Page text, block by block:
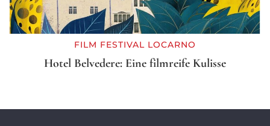
FILM FESTIVAL LOCARNO
Hotel Belvedere: Eine filmreife Kulisse